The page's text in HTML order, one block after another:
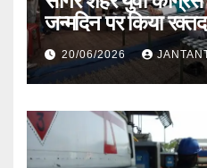
जन्मदिन पर किया
20/06/2026